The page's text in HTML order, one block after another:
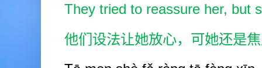
They tried to reassure her, but
他们设法让她放心，可她还是